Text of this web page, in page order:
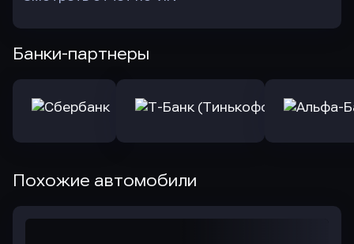
Банки-партнеры
Похожие автомобили